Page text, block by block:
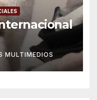
MULTIMEDIOS